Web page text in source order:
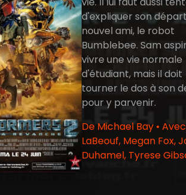
d'expliquer son
nouvel ami, le robot
Bumblebee. Sam
vivre une vie normale
d'étudiant, mais il doit
tourner le dos à son
pour y parvenir.
De Michael Bay •
LaBeouf, Megan Fox,
Duhamel, Tyrese